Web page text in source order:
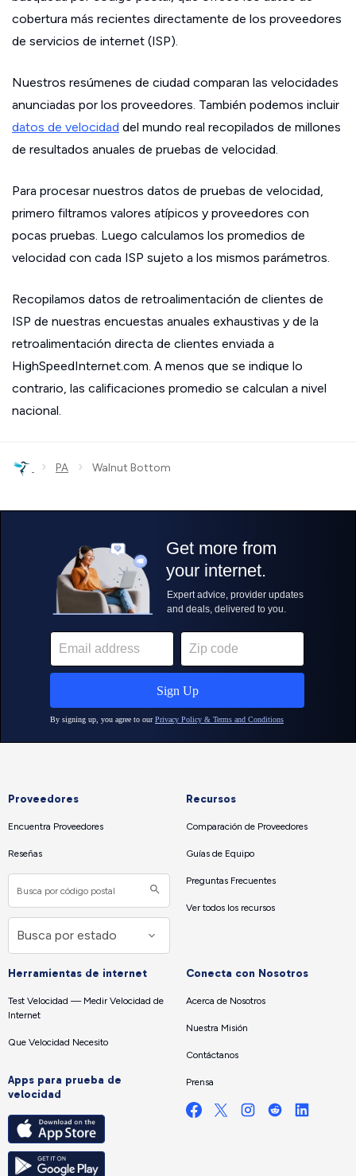
cobertura más recientes directamente de los proveedores
de servicios de internet (ISP).
Nuestros resúmenes de ciudad comparan las velocidades
anunciadas por los proveedores. También podemos incluir
datos de velocidad del mundo real recopilados de millones
de resultados anuales de pruebas de velocidad.
Para procesar nuestros datos de pruebas de velocidad,
primero filtramos valores atípicos y proveedores con
pocas pruebas. Luego calculamos los promedios de
velocidad con cada ISP sujeto a los mismos parámetros.
Recopilamos datos de retroalimentación de clientes de
ISP de nuestras encuestas anuales exhaustivas y de la
retroalimentación directa de clientes enviada a
HighSpeedInternet.com. A menos que se indique lo
contrario, las calificaciones promedio se calculan a nivel
nacional.
› PA › Walnut Bottom
Proveedores
Encuentra Proveedores
Reseñas
Recursos
Comparación de Proveedores
Guías de Equipo
Preguntas Frecuentes
Ver todos los recursos
Herramientas de internet
Test Velocidad — Medir Velocidad de
Internet
Que Velocidad Necesito
Apps para prueba de
velocidad
Conecta con Nosotros
Acerca de Nosotros
Nuestra Misión
Contáctanos
Prensa